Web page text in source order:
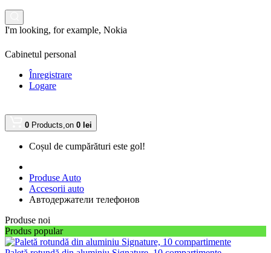
I'm looking, for example, Nokia
Cabinetul personal
Înregistrare
Logare
0 Products,on 0 lei
Coșul de cumpărături este gol!
Produse Auto
Accesorii auto
Автодержатели телефонов
Produse noi
Produs popular